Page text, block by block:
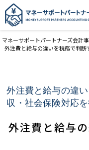
マネーサポートパートナーズ会計
外注費と給与の違いを税務で判
外注費と給与の違
収・社会保険対応
外注費と給与